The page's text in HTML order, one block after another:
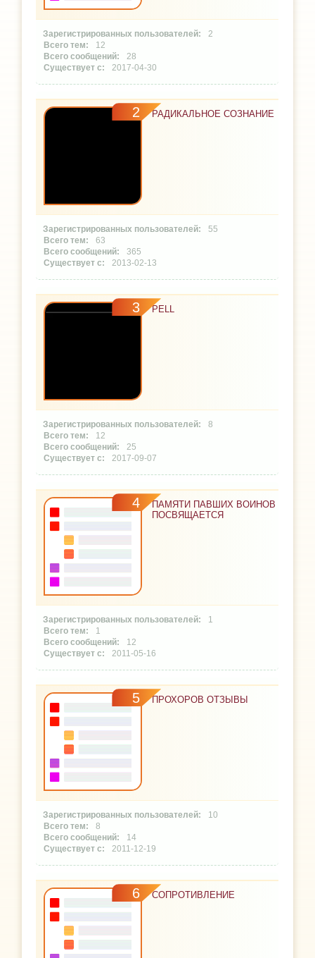
2
12
28
2017-04-30
2 РАДИКАЛЬНОЕ СОЗНАНИЕ
55
63
365
2013-02-13
3 PELL
8
12
25
2017-09-07
4
ПАМЯТИ ПАВШИХ ВОИНОВ
ПОСВЯЩАЕТСЯ
1
1
12
2011-05-16
5 ПРОХОРОВ ОТЗЫВЫ
10
8
14
2011-12-19
6 СОПРОТИВЛЕНИЕ